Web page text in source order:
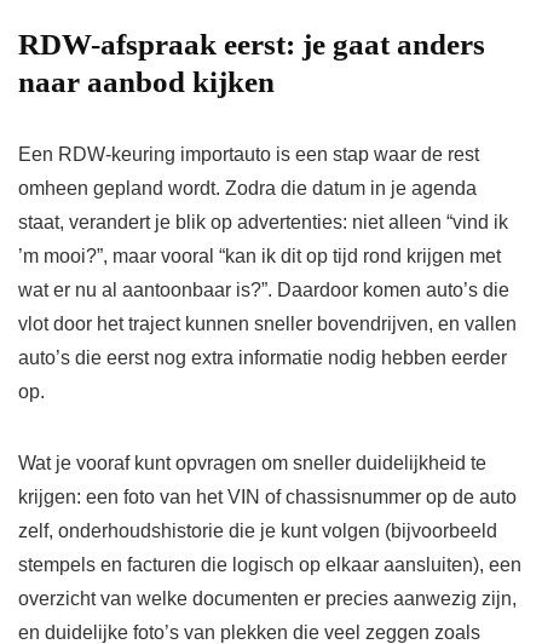
RDW-afspraak eerst: je gaat anders
naar aanbod kijken
Een RDW-keuring importauto is een stap waar de rest
omheen gepland wordt. Zodra die datum in je agenda
staat, verandert je blik op advertenties: niet alleen “vind ik
’m mooi?”, maar vooral “kan ik dit op tijd rond krijgen met
wat er nu al aantoonbaar is?”. Daardoor komen auto’s die
vlot door het traject kunnen sneller bovendrijven, en vallen
auto’s die eerst nog extra informatie nodig hebben eerder
op.
Wat je vooraf kunt opvragen om sneller duidelijkheid te
krijgen: een foto van het VIN of chassisnummer op de auto
zelf, onderhoudshistorie die je kunt volgen (bijvoorbeeld
stempels en facturen die logisch op elkaar aansluiten), een
overzicht van welke documenten er precies aanwezig zijn,
en duidelijke foto’s van plekken die veel zeggen zoals